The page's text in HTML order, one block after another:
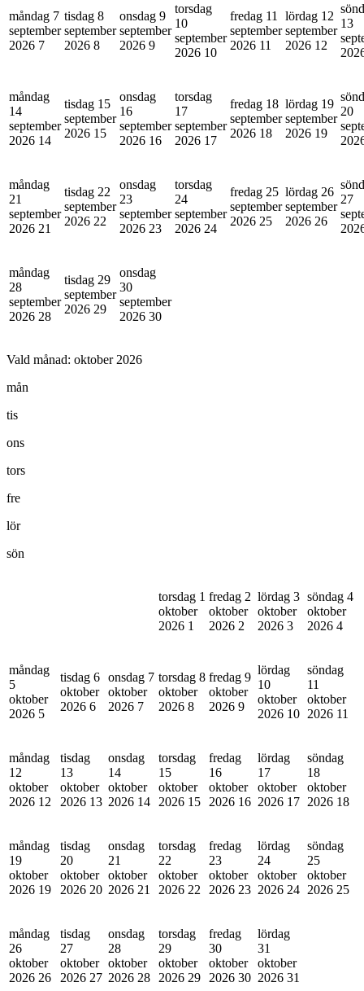
måndag 7
september
2026 7
tisdag 8
september
2026 8
onsdag 9
september
2026 9
torsdag
10
september
2026 10
fredag 11
september
2026 11
lördag 12
september
2026 12
13
måndag
14
september
2026 14
tisdag 15
september
2026 15
onsdag
16
september
2026 16
torsdag
17
september
2026 17
fredag 18
september
2026 18
lördag 19
september
2026 19
20
måndag
21
september
2026 21
tisdag 22
september
2026 22
onsdag
23
september
2026 23
torsdag
24
september
2026 24
fredag 25
september
2026 25
lördag 26
september
2026 26
27
måndag
28
september
2026 28
tisdag 29
september
2026 29
onsdag
30
september
2026 30
Vald månad: oktober 2026
mån
tis
ons
tors
fre
lör
sön
torsdag 1
oktober
2026 1
fredag 2
oktober
2026 2
lördag 3
oktober
2026 3
söndag 4
oktober
2026 4
måndag
5
oktober
2026 5
tisdag 6
oktober
2026 6
onsdag 7
oktober
2026 7
torsdag 8
oktober
2026 8
fredag 9
oktober
2026 9
lördag
10
oktober
2026 10
söndag
11
oktober
2026 11
måndag
12
oktober
2026 12
tisdag
13
oktober
2026 13
onsdag
14
oktober
2026 14
torsdag
15
oktober
2026 15
fredag
16
oktober
2026 16
lördag
17
oktober
2026 17
söndag
18
oktober
2026 18
måndag
19
oktober
2026 19
tisdag
20
oktober
2026 20
onsdag
21
oktober
2026 21
torsdag
22
oktober
2026 22
fredag
23
oktober
2026 23
lördag
24
oktober
2026 24
söndag
25
oktober
2026 25
måndag
26
oktober
2026 26
tisdag
27
oktober
2026 27
onsdag
28
oktober
2026 28
torsdag
29
oktober
2026 29
fredag
30
oktober
2026 30
lördag
31
oktober
2026 31